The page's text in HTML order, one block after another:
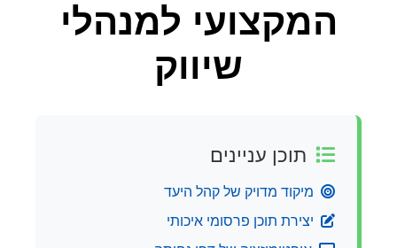
המקצועי למנהלי
שיווק
תוכן עניינים
מיקוד מדויק של קהל היעד
יצירת תוכן פרסומי איכותי